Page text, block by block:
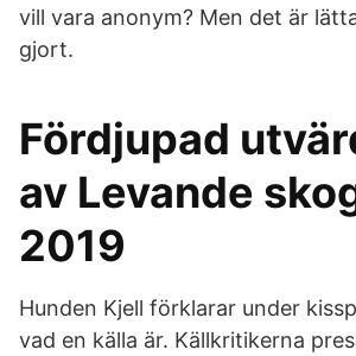
vill vara anonym? Men det är
gjort.
Fördjupad
av Levande
2019
Hunden Kjell förklarar under
vad en källa är. Källkritikerna